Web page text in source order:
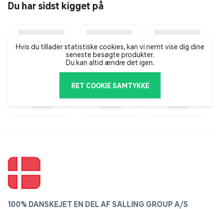
Calvin Klein er en af verdens førende livsstilsbrands og
moderne og sensuelle klassikere.
Du har sidst kigget på
Hvis du tillader statistiske cookies, kan vi nemt vise dig dine
seneste besøgte produkter.
Du kan altid ændre det igen.
RET COOKIE SAMTYKKE
100% DANSKEJET EN DEL AF SALLING GROUP A/S